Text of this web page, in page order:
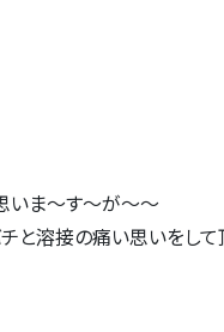
いま～す～が～～
と溶接の痛い思いをして